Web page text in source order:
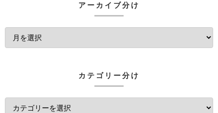
アーカイブ分け
カテゴリー分け